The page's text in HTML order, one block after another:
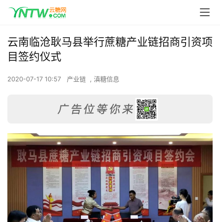
云南临沧耿马县举行蔗糖产业链招商引资项
目签约仪式
2020-07-17 10:57 产业链 , 滇糖信息